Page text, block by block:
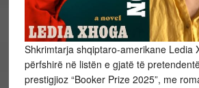
Shkrimtarja shqiptaro-amerikane Ledia
përfshirë në listën e gjatë të
prestigjioz “Booker Prize 2025”, me